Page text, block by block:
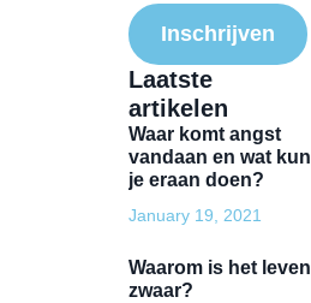
Inschrijven
Laatste
artikelen
Waar komt angst
vandaan en wat kun
je eraan doen?
January 19, 2021
Waarom is het leven
zwaar?